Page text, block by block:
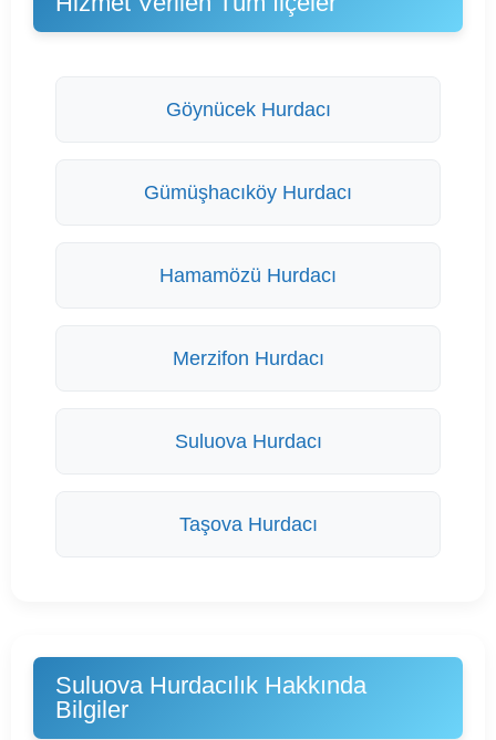
Göynücek Hurdacı
Gümüşhacıköy Hurdacı
Hamamözü Hurdacı
Merzifon Hurdacı
Suluova Hurdacı
Taşova Hurdacı
Suluova Hurdacılık Hakkında
Bilgiler